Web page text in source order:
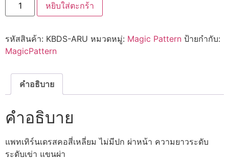
หยิบใส่ตะกร้า
รหัสสินค้า: KBDS-ARU หมวดหมู่: Magic Pattern ป้ายกำกับ:
MagicPattern
คำอธิบาย
คำอธิบาย
แพทเทิร์นเดรสคอสี่เหลี่ยม ไม่มีปก ผ่าหน้า ความยาวระดับ
ระดับเข่า แขนผ่า